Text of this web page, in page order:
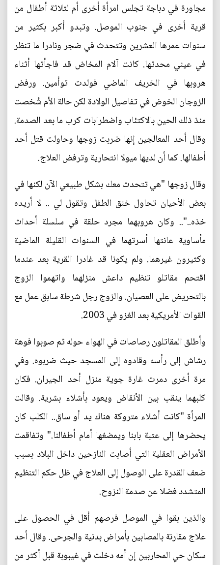
مجاورة في دباجة تجلس امرأة أخرى أم لثلاثة أطفال من
قرية أخرى في جنوب الموصل. وتبدو أكبر بكثير من
سنوات عمرها العشرين وتتحدث في ضجر ونادرا ما تنظر
في عيني محدثها. كانت آلام المخاض قد فاجأتها أثناء
هروبها في الخريف الماضي فولدت توأمين. ورفض
الزوجان الخوض في تفاصيل الولادة لكن حالة الأم شُخصت
منذ ذلك الحين بالاكتئاب واضطرابات كرب ما بعد الصدمة.
وقال أحد المعالجين إنها ضربت زوجها وحاولت قتل أحد
أطفالها. كما أن لديها ميولا انتحارية وترفض العلاج.
وقال زوجها "هي تتحدث معك بشكل طبيعي الآن لكنها في
بعض الأحيان تحاول خنق الطفل وتقول لي .. لا أريده
خذه..".. وكان هروبهما مجرد حلقة في سلسلة أحداث
مأساوية عانتها أسرتهما في السنوات القليلة الماضية
وكثيرون غيرهما. ولم يكونا قد غادرا القرية بعد عندما
اقتحم مقاتلو تنظيم داعش منزلهما واتهموا الزوج
بالتحريض على العصيان. والزوج رجل شرطة سابق عمل مع
القوات الأمريكية بعد الغزو في 2003.
وأطلق المقاتلون رصاصات في الهواء حوله ثم صوبوا فوهة
رشاش إلى رأسه وقادوه إلى المسجد حيث ضربوه. وفي
مرة أخرى دمرت غارة جوية منزل أحد الجيران. فكان
كلبهما ينقب بين الأنقاض ويعود بأشلاء بشرية. وقالت
المرأة "كانت أشلاء متروكة هناك يد أو ساق.. الكلب كان
يحضرها إلى عتبة بابنا ويمضغها أمام أطفالنا." وتفاقمت
الأمراض العقلية التي أصابت النازحين داخل البلاد بسبب
ضعف القدرة على الوصول إلى العلاج في ظل حكم التنظيم
المتشدد فضلا عن صدمة النزوح.
والذين بقوا في الموصل فرصهم أقل في الحصول على
علاج مقارنة بالمصابين بأمراض بدنية والجرحى. وقال أحد
سكان حي المحاربين إن أمه دخلت في غيبوبة قبل أكثر من